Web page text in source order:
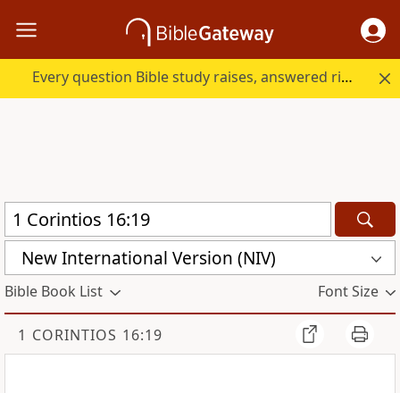
Every question Bible study raises, answered right here.
New International Version (NIV)
Bible Book List Font Size
1 CORINTIOS 16:19